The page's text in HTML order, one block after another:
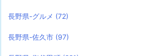
長野県-グルメ (72)
長野県-佐久市 (97)